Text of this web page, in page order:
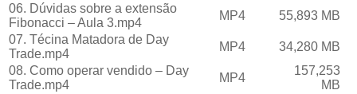
06. Dúvidas sobre a extensão
Fibonacci – Aula 3.mp4
MP4
55,893 MB
07. Técina Matadora de Day
Trade.mp4
MP4
34,280 MB
08. Como operar vendido – Day
Trade.mp4
MP4
157,253
MB